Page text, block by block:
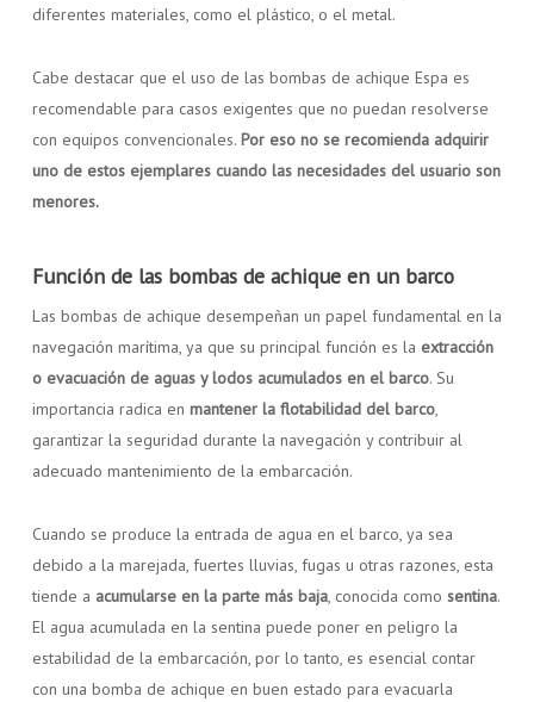
diferentes materiales, como el plástico, o el metal.
Cabe destacar que el uso de las bombas de achique Espa es
recomendable para casos exigentes que no puedan resolverse
con equipos convencionales. Por eso no se recomienda adquirir
uno de estos ejemplares cuando las necesidades del usuario son
menores.
Función de las bombas de achique en un barco
Las bombas de achique desempeñan un papel fundamental en la
navegación marítima, ya que su principal función es la extracción
o evacuación de aguas y lodos acumulados en el barco. Su
importancia radica en mantener la flotabilidad del barco,
garantizar la seguridad durante la navegación y contribuir al
adecuado mantenimiento de la embarcación.
Cuando se produce la entrada de agua en el barco, ya sea
debido a la marejada, fuertes lluvias, fugas u otras razones, esta
tiende a acumularse en la parte más baja, conocida como sentina.
El agua acumulada en la sentina puede poner en peligro la
estabilidad de la embarcación, por lo tanto, es esencial contar
con una bomba de achique en buen estado para evacuarla